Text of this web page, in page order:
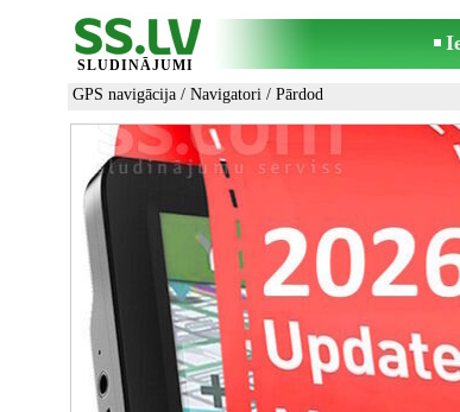
SLUDINĀJUMI
GPS navigācija / Navigatori / Pārdod